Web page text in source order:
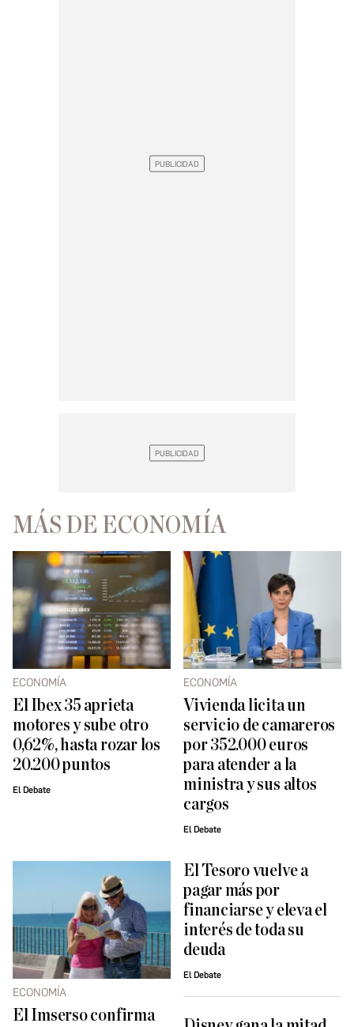
MÁS DE ECONOMÍA
ECONOMÍA
El Ibex 35 aprieta
motores y sube otro
0,62%, hasta rozar los
20.200 puntos
El Debate
ECONOMÍA
Vivienda licita un
servicio de camareros
por 352.000 euros
para atender a la
ministra y sus altos
cargos
El Debate
ECONOMÍA
El Imserso confirma
El Tesoro vuelve a
pagar más por
financiarse y eleva el
interés de toda su
deuda
El Debate